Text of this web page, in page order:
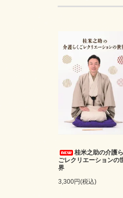
桂米之助の介護
ごレクリエーションの
界
3,300円(税込)